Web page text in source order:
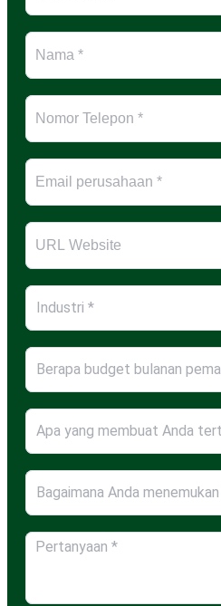
Industri *
Berapa budget bulanan
Bagaimana Anda